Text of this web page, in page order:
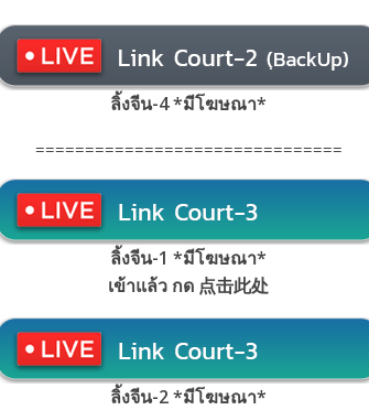
ลิ้งจีน-4 *มีโฆษณา*
===============================
ลิ้งจีน-1 *มีโฆษณา*
เข้าแล้ว กด 点击此处
ลิ้งจีน-2 *มีโฆษณา*